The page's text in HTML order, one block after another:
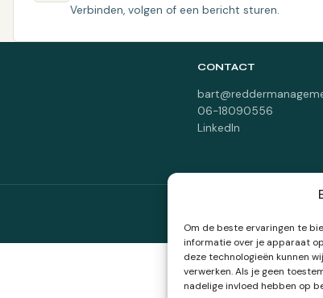
Om de beste ervaringen te
informatie over je apparaat
deze technologieën kunnen
verwerken. Als je geen
nadelige invloed hebben op
Verbinden, volgen of een bericht sturen.
CONTACT
06-18090556
LinkedIn